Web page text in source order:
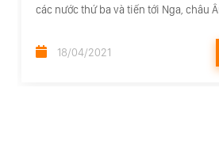
các nước thứ ba và tiến tới Nga, châu
những năm tới.
18/04/2021